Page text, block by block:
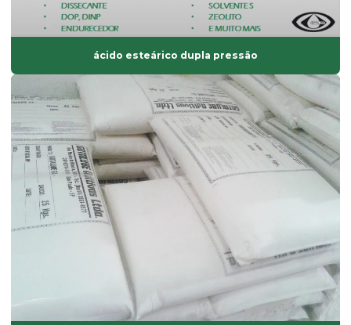
Estearatos de alumínio
Estearina dupla pressão
Estearina tripla pressão
Fabricante de composto de pvc
Fabricante de solvente atóxico
Fornecedor de ácido esteárico
Fornecedor de antioxidantes líquidos
Fornecedor de bisfenol
Fornecedor de isoparafina
Fornecedor de oxido de zinco
ácido esteárico dupla pressão